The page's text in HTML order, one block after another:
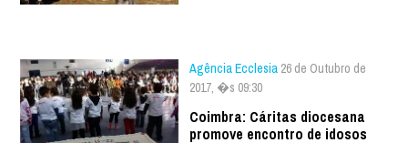
Agência Ecclesia 26 de Outubro de
2017, �s 09:30
Coimbra: Cáritas diocesana
promove encontro de idosos